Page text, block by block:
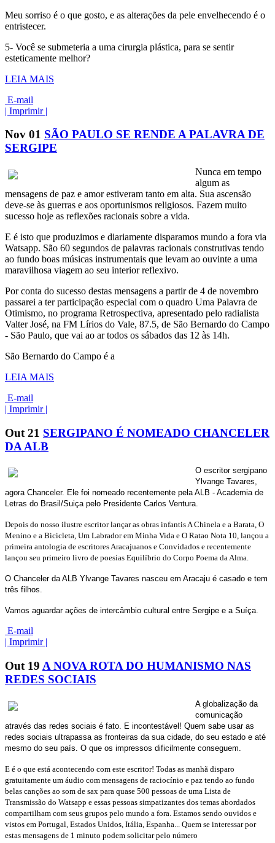
Meu sorriso é o que gosto, e as alterações da pele envelhecendo é o
entristecer.
5- Você se submeteria a uma cirurgia plástica, para se sentir
esteticamente melhor?
LEIA MAIS
E-mail
| Imprimir |
Nov 01 SÃO PAULO SE RENDE A PALAVRA DE
SERGIPE
Nunca em tempo
algum as
mensagens de paz e amor estiveram tanto em alta. Sua ascensão
deve-se às guerras e aos oportunismos religiosos. Fazem muito
sucesso hoje as reflexões racionais sobre a vida.
E é isto que produzimos e diariamente disparamos mundo a fora via
Watsapp. São 60 segundos de palavras racionais construtivas tendo
ao fundo boas músicas instrumentais que levam ao ouvinte a uma
maravilhosa viagem ao seu interior reflexivo.
Por conta do sucesso destas mensagens a partir de 4 de novembro
passarei a ter participação especial com o quadro Uma Palavra de
Otimismo, no programa Retrospectiva, apresentado pelo radialista
Valter José, na FM Lírios do Vale, 87.5, de São Bernardo do Campo
- São Paulo, que vai ao ar todos os sábados das 12 às 14h.
São Bernardo do Campo é a
LEIA MAIS
E-mail
| Imprimir |
Out 21 SERGIPANO É NOMEADO CHANCELER
DA ALB
O escritor sergipano
Ylvange Tavares,
agora Chanceler. Ele foi nomeado recentemente pela ALB - Academia de
Letras do Brasil/Suiça pelo Presidente Carlos Ventura.
Depois do nosso ilustre escritor lançar as obras infantis A Chinela e a Barata, O
Menino e a Bicicleta, Um Labrador em Minha Vida e O Ratao Nota 10, lançou a
primeira antologia de escritores Aracajuanos e Convidados e recentemente
lançou seu primeiro livro de poesias Equilíbrio do Corpo Poema da Alma.
O Chanceler da ALB Ylvange Tavares nasceu em Aracaju é casado e tem
três filhos.
Vamos aguardar ações de intercâmbio cultural entre Sergipe e a Suíça.
E-mail
| Imprimir |
Out 19 A NOVA ROTA DO HUMANISMO NAS
REDES SOCIAIS
A globalização da
comunicação
através das redes sociais é fato. E incontestável! Quem sabe usar as
redes sociais ultrapassa as fronteiras da sua cidade, do seu estado e até
mesmo do seu país. O que os impressos dificilmente conseguem.
E é o que está acontecendo com este escritor! Todas as manhã disparo
gratuitamente um áudio com mensagens de raciocínio e paz tendo ao fundo
belas canções ao som de sax para quase 500 pessoas de uma Lista de
Transmissão do Watsapp e essas pessoas simpatizantes dos temas abordados
compartilham com seus grupos pelo mundo a fora. Estamos sendo ouvidos e
vistos em Portugal, Estados Unidos, Itália, Espanha... Quem se interessar por
estas mensagens de 1 minuto podem solicitar pelo número